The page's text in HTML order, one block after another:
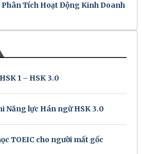
Phân Tích Hoạt Động Kinh Doanh
1 – HSK 3.0
Năng lực Hán ngữ HSK 3.0
TOEIC cho người mất gốc